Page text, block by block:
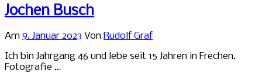
Jochen Busch
Am 9. Januar 2023 Von Rudolf Graf
Ich bin Jahrgang 46 und lebe seit 15 Jahren in Frechen.
Fotografie …